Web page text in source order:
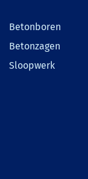
Betonboren
Betonzagen
Sloopwerk